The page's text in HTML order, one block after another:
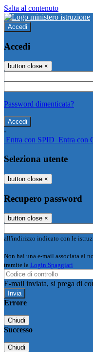
Salta al contenuto
Accedi
Accedi
button close ×
Password dimenticata?
-
Entra con SPID Entra con
Seleziona utente
button close ×
Recupero password
button close ×
all'indirizzo indicato con le
Non hai una e-mail associata al
tramite la Login Spaggiari
E-mail inviata, si prega di
Errore
Chiudi
Successo
Chiudi